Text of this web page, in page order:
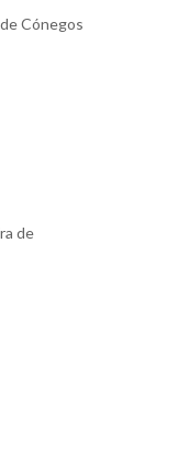
Cónegos
de